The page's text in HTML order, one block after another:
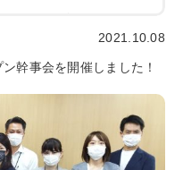
2021.10.08
幹事会を開催しました！